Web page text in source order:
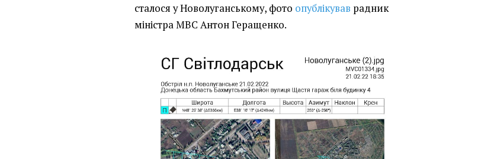
сталося у Новолуганському, фото опублікував радник
міністра МВС Антон Геращенко.